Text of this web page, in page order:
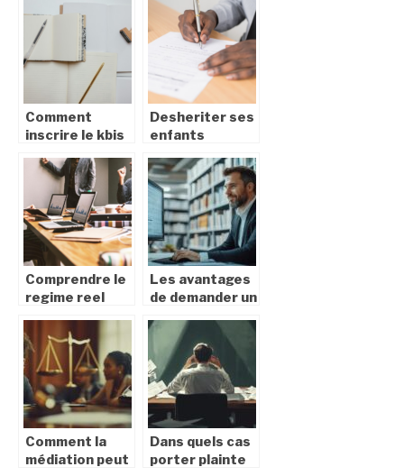
du travail
francaise : tout
ce que vous
devez savoir
Comment
inscrire le kbis
encreur ?
Desheriter ses
enfants
etapes a suivre
Comprendre le
regime reel
pour les
entreprises
Les avantages
de demander un
ligne pour votre
entreprise
Comment la
médiation peut
Dans quels cas
porter plainte